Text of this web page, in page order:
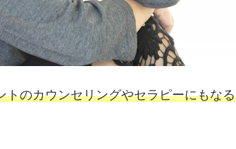
トのカウンセリングやセラピーにもなる